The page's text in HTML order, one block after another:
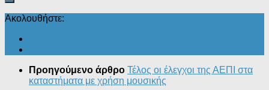
Ακολουθήστε:
Προηγούμενο άρθρο Τέλος οι έλεγχοι της ΑΕΠΙ στα
καταστήματα με χρήση μουσικής